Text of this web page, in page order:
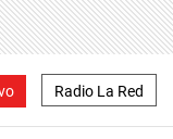
Radio La Red